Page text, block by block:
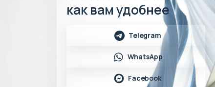
как вам удобнее
Telegram
WhatsApp
Facebook